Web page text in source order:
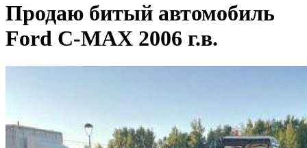
Продаю битый автомобиль
Ford C-MAX 2006 г.в.